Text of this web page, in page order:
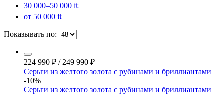
30 000–50 000 ₶
от 50 000 ₶
Показывать по:
224 990 ₽ / 249 990 ₽
Серьги из желтого золота с рубинами и бриллиантами
-10%
Серьги из желтого золота с рубинами и бриллиантами